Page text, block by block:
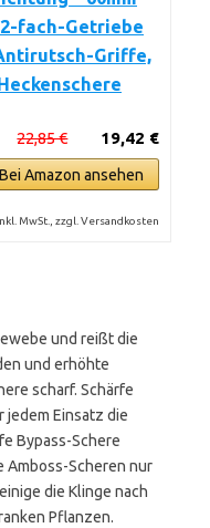
fach-Getriebe
Griffe,
19,42 €
22,85 €
Amazon ansehen
MwSt., zzgl. Versandkosten
und reißt die
und erhöhte
scharf. Schärfe
jedem Einsatz die
Bypass-Schere
Scheren nur
die Klinge nach
Pflanzen.